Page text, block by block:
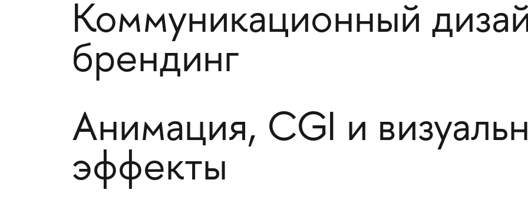
Коммуникационный
брендинг
Анимация, CGI и
эффекты